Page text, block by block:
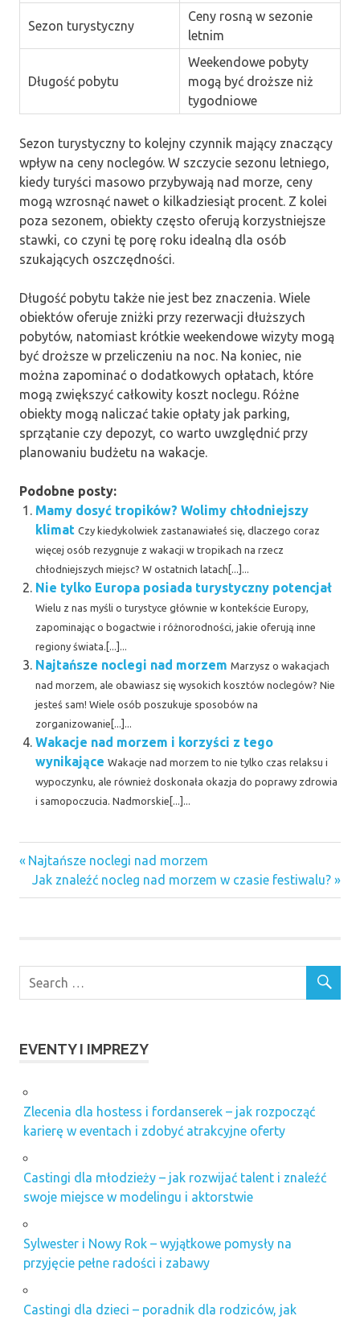
Sezon turystyczny
Ceny rosną w sezonie
letnim
Długość pobytu
Weekendowe pobyty
mogą być droższe niż
tygodniowe
Sezon turystyczny to kolejny czynnik mający znaczący
wpływ na ceny noclegów. W szczycie sezonu letniego,
kiedy turyści masowo przybywają nad morze, ceny
mogą wzrosnąć nawet o kilkadziesiąt procent. Z kolei
poza sezonem, obiekty często oferują korzystniejsze
stawki, co czyni tę porę roku idealną dla osób
szukających oszczędności.
Długość pobytu także nie jest bez znaczenia. Wiele
obiektów oferuje zniżki przy rezerwacji dłuższych
pobytów, natomiast krótkie weekendowe wizyty mogą
być droższe w przeliczeniu na noc. Na koniec, nie
można zapominać o dodatkowych opłatach, które
mogą zwiększyć całkowity koszt noclegu. Różne
obiekty mogą naliczać takie opłaty jak parking,
sprzątanie czy depozyt, co warto uwzględnić przy
planowaniu budżetu na wakacje.
Podobne posty:
Mamy dosyć tropików? Wolimy chłodniejszy
klimat Czy kiedykolwiek zastanawiałeś się, dlaczego coraz
więcej osób rezygnuje z wakacji w tropikach na rzecz
chłodniejszych miejsc? W ostatnich latach[...]...
Nie tylko Europa posiada turystyczny potencjał
Wielu z nas myśli o turystyce głównie w kontekście Europy,
zapominając o bogactwie i różnorodności, jakie oferują inne
regiony świata.[...]...
Najtańsze noclegi nad morzem Marzysz o wakacjach
nad morzem, ale obawiasz się wysokich kosztów noclegów? Nie
jesteś sam! Wiele osób poszukuje sposobów na
zorganizowanie[...]...
Wakacje nad morzem i korzyści z tego
wynikające Wakacje nad morzem to nie tylko czas relaksu i
wypoczynku, ale również doskonała okazja do poprawy zdrowia
i samopoczucia. Nadmorskie[...]...
Nawigacja
wpisu
Previous
Post:
Najtańsze noclegi nad morzem
Next
Post:
Jak znaleźć nocleg nad morzem w czasie festiwalu?
EVENTY I IMPREZY
Zlecenia dla hostess i fordanserek – jak rozpocząć
karierę w eventach i zdobyć atrakcyjne oferty
Castingi dla młodzieży – jak rozwijać talent i znaleźć
swoje miejsce w modelingu i aktorstwie
Sylwester i Nowy Rok – wyjątkowe pomysły na
przyjęcie pełne radości i zabawy
Castingi dla dzieci – poradnik dla rodziców, jak